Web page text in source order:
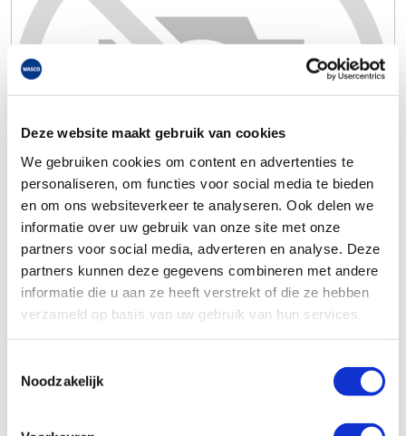
Deze website maakt gebruik van cookies
We gebruiken cookies om content en advertenties te
personaliseren, om functies voor social media te bieden
en om ons websiteverkeer te analyseren. Ook delen we
informatie over uw gebruik van onze site met onze
partners voor social media, adverteren en analyse. Deze
partners kunnen deze gegevens combineren met andere
informatie die u aan ze heeft verstrekt of die ze hebben
verzameld op basis van uw gebruik van hun services.
Noodzakelijk